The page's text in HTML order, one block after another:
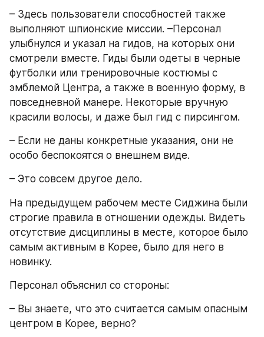
– Здесь пользователи способностей также
выполняют шпионские миссии. –Персонал
улыбнулся и указал на гидов, на которых они
смотрели вместе. Гиды были одеты в черные
футболки или тренировочные костюмы с
эмблемой Центра, а также в военную форму, в
повседневной манере. Некоторые вручную
красили волосы, и даже был гид с пирсингом.
– Если не даны конкретные указания, они не
особо беспокоятся о внешнем виде.
– Это совсем другое дело.
На предыдущем рабочем месте Сиджина были
строгие правила в отношении одежды. Видеть
отсутствие дисциплины в месте, которое было
самым активным в Корее, было для него в
новинку.
Персонал объяснил со стороны:
– Вы знаете, что это считается самым опасным
центром в Корее, верно?